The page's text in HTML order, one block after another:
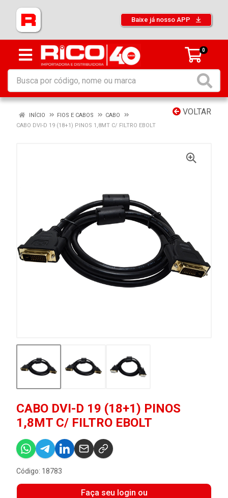
Baixe já nosso APP
0
VOLTAR
INÍCIO FIOS E CABOS
CABO
CABO DVI-D 19 (18+1) PINOS 1,8MT C/ FILTRO EBOLT
CABO DVI-D 19 (18+1) PINOS
1,8MT C/ FILTRO EBOLT
Código: 18783
Faça seu login ou